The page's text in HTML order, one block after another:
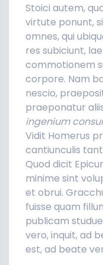
Stoici autem,
virtute ponunt,
omnes, qui
res subiciunt,
commotionem
corpore. Nam
nescio,
praeponatur
ingenium
Vidit Homerus
cantiunculis
Quod dicit
minime sint
et obrui.
fuisse quam
publicam
vero, inquit, ad
est, ad beate